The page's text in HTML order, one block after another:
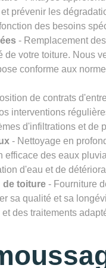
prévenir les
des besoins
- Remplacement
de votre toiture. Nous
conforme aux
de contrats
interventions
d'infiltrations et de
- Nettoyage en
des eaux
d'eau et de
de toiture - Fourniture
sa qualité et sa
des traitements